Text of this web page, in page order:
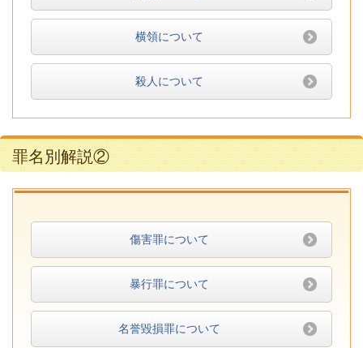
横領について
殺人について
罪名別解説②
傷害罪について
暴行罪について
名誉毀損罪について